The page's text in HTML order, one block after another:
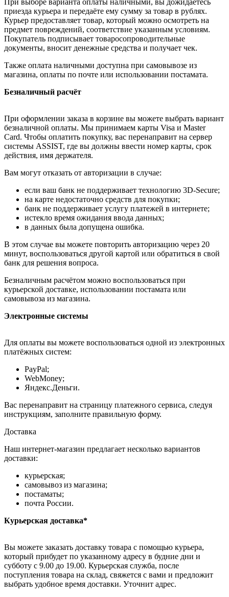
При выборе варианта оплаты наличными, вы дожидаетесь
приезда курьера и передаёте ему сумму за товар в рублях.
Курьер предоставляет товар, который можно осмотреть на
предмет повреждений, соответствие указанным условиям.
Покупатель подписывает товаросопроводительные
документы, вносит денежные средства и получает чек.
Также оплата наличными доступна при самовывозе из
магазина, оплаты по почте или использовании постамата.
Безналичный расчёт
При оформлении заказа в корзине вы можете выбрать вариант
безналичной оплаты. Мы принимаем карты Visa и Master
Card. Чтобы оплатить покупку, вас перенаправит на сервер
системы ASSIST, где вы должны ввести номер карты, срок
действия, имя держателя.
Вам могут отказать от авторизации в случае:
если ваш банк не поддерживает технологию 3D-Secure;
на карте недостаточно средств для покупки;
банк не поддерживает услугу платежей в интернете;
истекло время ожидания ввода данных;
в данных была допущена ошибка.
В этом случае вы можете повторить авторизацию через 20
минут, воспользоваться другой картой или обратиться в свой
банк для решения вопроса.
Безналичным расчётом можно воспользоваться при
курьерской доставке, использовании постамата или
самовывоза из магазина.
Электронные системы
Для оплаты вы можете воспользоваться одной из электронных
платёжных систем:
PayPal;
WebMoney;
Яндекс.Деньги.
Вас перенаправит на страницу платежного сервиса, следуя
инструкциям, заполните правильную форму.
Доставка
Наш интернет-магазин предлагает несколько вариантов
доставки:
курьерская;
самовывоз из магазина;
постаматы;
почта России.
Курьерская доставка*
Вы можете заказать доставку товара с помощью курьера,
который прибудет по указанному адресу в будние дни и
субботу с 9.00 до 19.00. Курьерская служба, после
поступления товара на склад, свяжется с вами и предложит
выбрать удобное время доставки. Уточнит адрес.